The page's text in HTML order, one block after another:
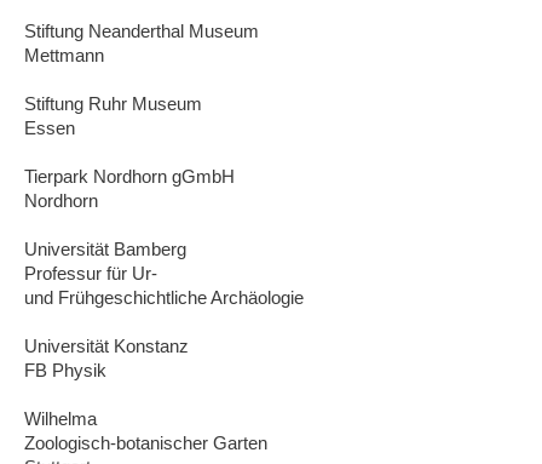
Stiftung Neanderthal Museum
Mettmann
Stiftung Ruhr Museum
Essen
Tierpark Nordhorn gGmbH
Nordhorn
Universität Bamberg
Professur für Ur-
und Frühgeschichtliche Archäologie
Universität Konstanz
FB Physik
Wilhelma
Zoologisch-botanischer Garten